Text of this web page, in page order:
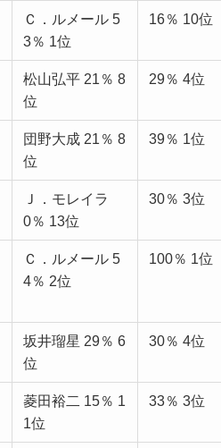
Ｃ．ルメール 5
3％ 1位
16％ 10位
松山弘平 21％ 8
位
29％ 4位
団野大成 21％ 8
位
39％ 1位
Ｊ．モレイラ
0％ 13位
30％ 3位
Ｃ．ルメール 5
4％ 2位
100％ 1位
坂井瑠星 29％ 6
位
30％ 4位
菱田裕二 15％ 1
1位
33％ 3位